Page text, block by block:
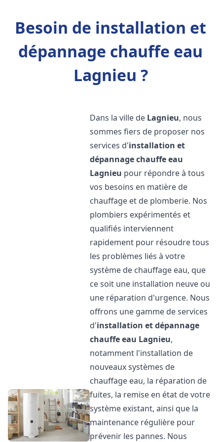
Besoin de installation et
dépannage chauffe eau
Lagnieu ?
Dans la ville de Lagnieu, nous
sommes fiers de proposer nos
services d'installation et
dépannage chauffe eau
Lagnieu pour répondre à tous
vos besoins en matière de
chauffage et de plomberie. Nos
plombiers expérimentés et
qualifiés interviennent
rapidement pour résoudre tous
les problèmes liés à votre
système de chauffage eau, que
ce soit une installation neuve ou
une réparation d'urgence. Nous
offrons une gamme de services
d'installation et dépannage
chauffe eau Lagnieu,
notamment l'installation de
nouveaux systèmes de
chauffage eau, la réparation de
fuites, la remise en état de votre
système existant, ainsi que la
maintenance régulière pour
prévenir les pannes. Nous